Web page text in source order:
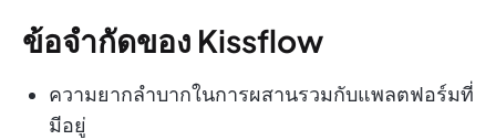
ข้อจำกัดของ Kissflow
ความยากลำบากในการผสานรวมกับแพลตฟอร์มที่
มีอยู่